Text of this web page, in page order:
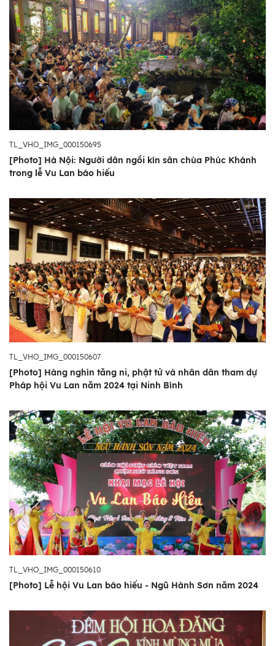
TL_VHO_IMG_000150695
[Photo] Hà Nội: Người dân ngồi kín sân chùa Phúc Khánh
trong lễ Vu Lan báo hiếu
TL_VHO_IMG_000150607
[Photo] Hàng nghìn tăng ni, phật tử và nhân dân tham dự
Pháp hội Vu Lan năm 2024 tại Ninh Bình
TL_VHO_IMG_000150610
[Photo] Lễ hội Vu Lan báo hiếu - Ngũ Hành Sơn năm 2024